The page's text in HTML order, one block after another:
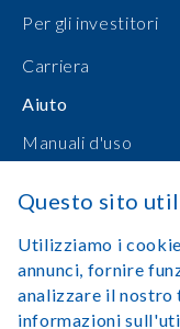
Per gli investitori
Carriera
Aiuto
Manuali d'uso
Accedi
Questo sito
Utilizziamo i
annunci, fornire
analizzare il
informazioni